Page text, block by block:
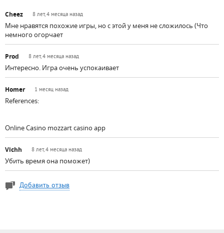
Cheez 8 лет, 4 месяца назад
Мне нравятся похожие игры, но с этой у меня не сложилось (Что
немного огорчает
Prod 8 лет, 4 месяца назад
Интересно. Игра очень успокаивает
Homer 1 месяц назад
References:
Online Casino mozzart casino app
Vichh 8 лет, 4 месяца назад
Убить время она поможет)
Добавить отзыв